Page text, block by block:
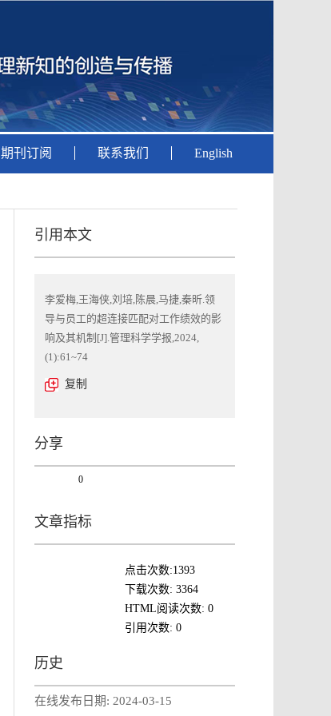
期刊订阅 联系我们 English
引用本文
李爱梅,王海侠,刘培,陈晨,马捷,秦昕.领
导与员工的超连接匹配对工作绩效的影
响及其机制[J].管理科学学报,2024,
(1):61~74
复制
分享
0
文章指标
点击次数:1393
下载次数: 3364
HTML阅读次数: 0
引用次数: 0
历史
在线发布日期: 2024-03-15